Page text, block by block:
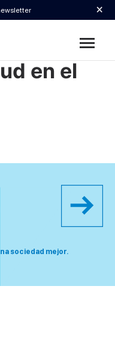
×
en el
sociedad mejor.